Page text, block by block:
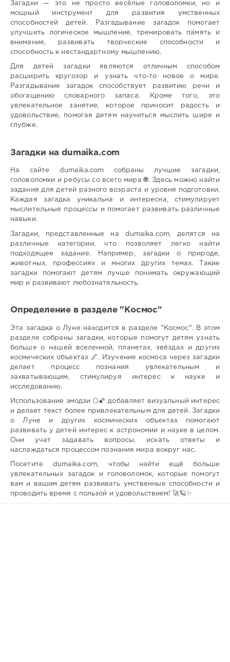
Загадки — это не просто весёлые головоломки, но и
мощный инструмент для развития умственных
способностей детей. Разгадывание загадок помогает
улучшить логическое мышление, тренировать память и
внимание, развивать творческие способности и
способность к нестандартному мышлению.
Для детей загадки являются отличным способом
расширить кругозор и узнать что-то новое о мире.
Разгадывание загадок способствует развитию речи и
обогащению словарного запаса. Кроме того, это
увлекательное занятие, которое приносит радость и
удовольствие, помогая детям научиться мыслить шире и
глубже.
Загадки на dumaika.com
На сайте dumaika.com собраны лучшие загадки,
головоломки и ребусы со всего мира 🌐. Здесь можно найти
задания для детей разного возраста и уровня подготовки.
Каждая загадка уникальна и интересна, стимулирует
мыслительные процессы и помогает развивать различные
навыки.
Загадки, представленные на dumaika.com, делятся на
различные категории, что позволяет легко найти
подходящее задание. Например, загадки о природе,
животных, профессиях и многих других темах. Такие
загадки помогают детям лучше понимать окружающий
мир и развивают любознательность.
Определение в разделе "Космос"
Эта загадка о Луне находится в разделе "Космос". В этом
разделе собраны загадки, которые помогут детям узнать
больше о нашей вселенной, планетах, звёздах и других
космических объектах 🌌. Изучение космоса через загадки
делает процесс познания увлекательным и
захватывающим, стимулируя интерес к науке и
исследованию.
Использование эмодзи 🌕🌠 добавляет визуальный интерес
и делает текст более привлекательным для детей. Загадки
о Луне и других космических объектах помогают
развивать у детей интерес к астрономии и науке в целом.
Они учат задавать вопросы, искать ответы и
наслаждаться процессом познания мира вокруг нас.
Посетите dumaika.com, чтобы найти ещё больше
увлекательных загадок и головоломок, которые помогут
вам и вашим детям развивать умственные способности и
проводить время с пользой и удовольствием! 🚀🪐✨